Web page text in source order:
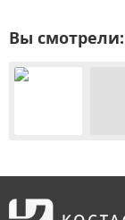
Вы смотрели: